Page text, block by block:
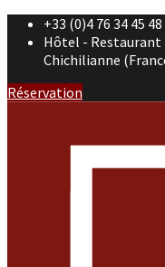
+33 (0)4 76 34 45
Hôtel - Restaurant
Chichilianne
Réservation